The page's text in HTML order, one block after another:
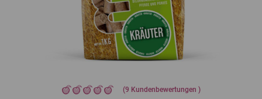
(9 Kundenbewertungen )